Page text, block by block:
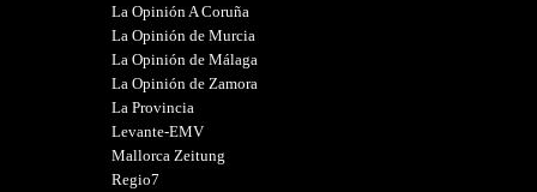
La Opinión A Coruña
La Opinión de Murcia
La Opinión de Málaga
La Opinión de Zamora
La Provincia
Levante-EMV
Mallorca Zeitung
Regio7